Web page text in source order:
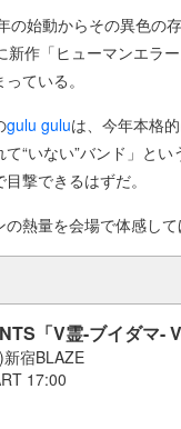
の始動からその異色の
新作「ヒューマンエラ
ている。
gulu guluは、今年本格
“いない”バンド」と
撃できるはずだ。
熱量を会場で体感して
「V霊-ブイダマ-
宿BLAZE
17:00